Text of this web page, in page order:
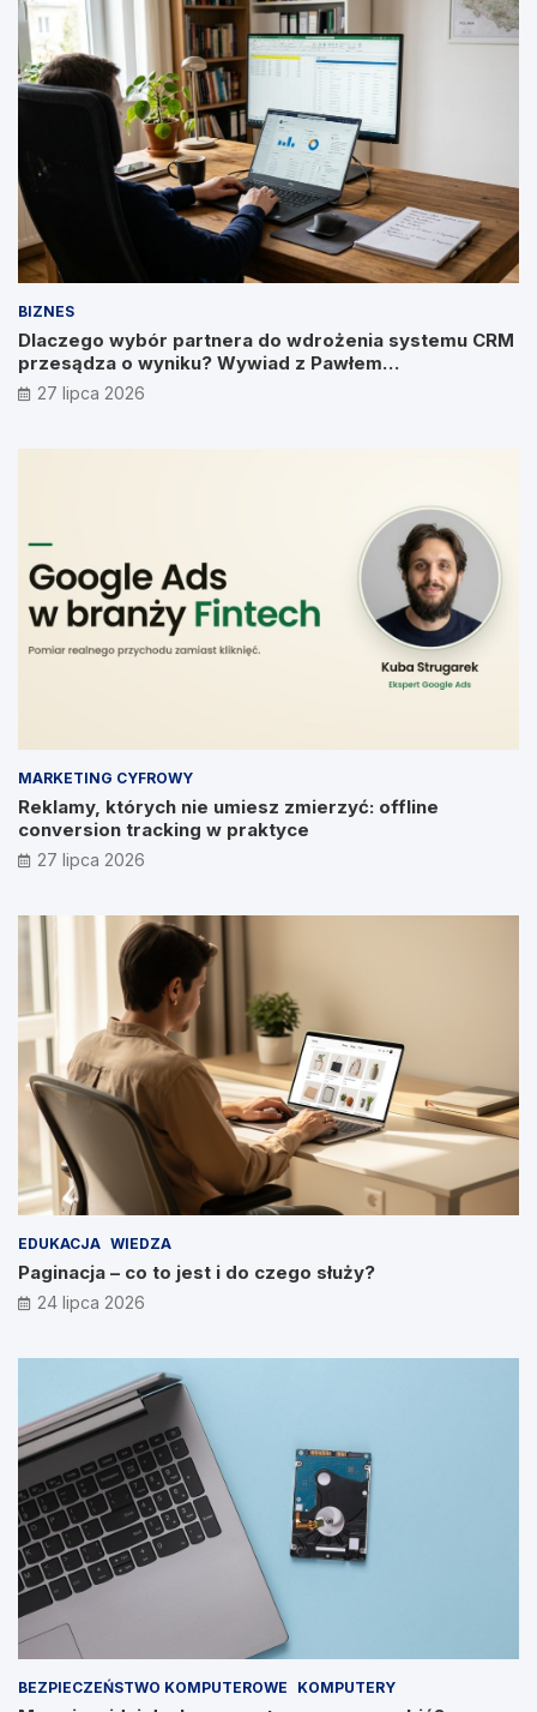
BIZNES
Dlaczego wybór partnera do wdrożenia systemu CRM
przesądza o wyniku? Wywiad z Pawłem
Prymakowskim, CEO IT Vision
27 lipca 2026
MARKETING CYFROWY
Reklamy, których nie umiesz zmierzyć: offline
conversion tracking w praktyce
27 lipca 2026
EDUKACJA WIEDZA
Paginacja – co to jest i do czego służy?
24 lipca 2026
BEZPIECZEŃSTWO KOMPUTEROWE KOMPUTERY